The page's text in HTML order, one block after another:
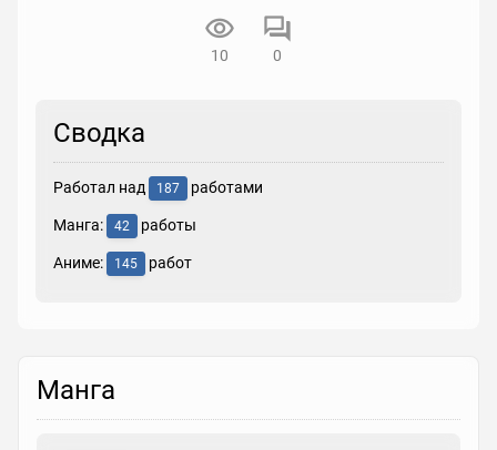
10 0
Сводка
Работал над 187 работами
Манга: 42 работы
Аниме: 145 работ
Манга